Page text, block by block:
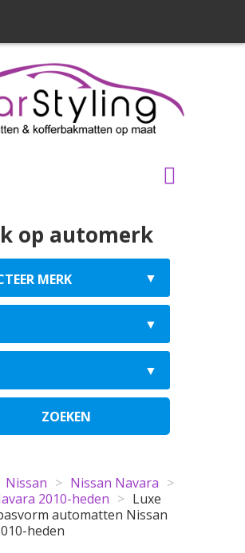
op automerk
ZOEKEN
Nissan > Nissan Navara >
2010-heden > Luxe
automatten Nissan
heden